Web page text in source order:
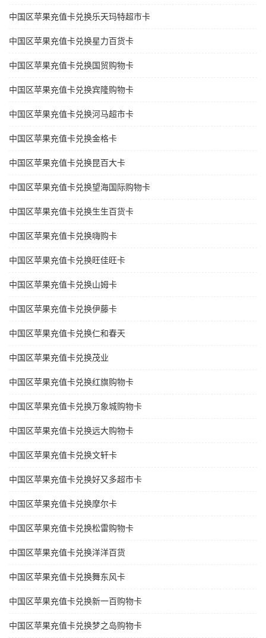
中国区苹果充值卡兑换乐天玛特超市卡
中国区苹果充值卡兑换星力百货卡
中国区苹果充值卡兑换国贸购物卡
中国区苹果充值卡兑换宾隆购物卡
中国区苹果充值卡兑换河马超市卡
中国区苹果充值卡兑换金格卡
中国区苹果充值卡兑换昆百大卡
中国区苹果充值卡兑换望海国际购物卡
中国区苹果充值卡兑换生生百货卡
中国区苹果充值卡兑换嗨购卡
中国区苹果充值卡兑换旺佳旺卡
中国区苹果充值卡兑换山姆卡
中国区苹果充值卡兑换伊藤卡
中国区苹果充值卡兑换仁和春天
中国区苹果充值卡兑换茂业
中国区苹果充值卡兑换红旗购物卡
中国区苹果充值卡兑换万象城购物卡
中国区苹果充值卡兑换远大购物卡
中国区苹果充值卡兑换文轩卡
中国区苹果充值卡兑换好又多超市卡
中国区苹果充值卡兑换摩尔卡
中国区苹果充值卡兑换松雷购物卡
中国区苹果充值卡兑换洋洋百货
中国区苹果充值卡兑换舞东风卡
中国区苹果充值卡兑换新一百购物卡
中国区苹果充值卡兑换梦之岛购物卡